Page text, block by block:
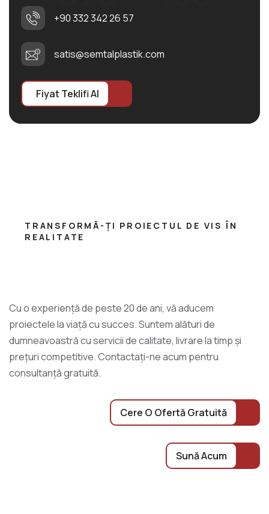
+90 332 342 26 57
satis@semtalplastik.com
Fiyat Teklifi Al
TRANSFORMĂ-ȚI PROIECTUL DE VIS ÎN
REALITATE
Cu o experiență de peste 20 de ani, vă aducem
proiectele la viață cu succes. Suntem alături de
dumneavoastră cu servicii de calitate, livrare la timp și
prețuri competitive. Contactați-ne acum pentru
consultanță gratuită.
Cere O Ofertă Gratuită
Sună Acum